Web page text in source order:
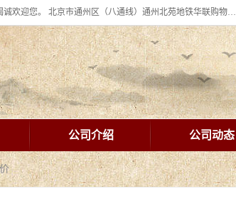
北京华联BHG mall集团购物中心十年信誉老店！ 皇家珠宝北京华联购物中心天时名苑店竭诚欢迎您。 北京市通州区（八通线）通州北苑地铁华联购物中心一层皇家珠宝 北京皇家珠宝通州黄金回收黄金首饰加工店（八通线: 通州北苑地铁华联店）：通州区通州北苑地铁华联购物中心一层皇家珠宝。
公司介绍 公司动态